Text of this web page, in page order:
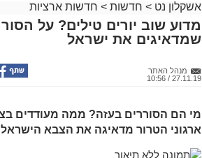
אשקלון נט > חדשות > חדשות ארציות
מדוע שוב יורים טילים? על
שמדאיגים את ישראל
מנהל האתר
27.11.19 / 10:56
מי הם הסוררים בעזה? ממה מעודדים
ארגוני הטרור מדאיגה את הצבא